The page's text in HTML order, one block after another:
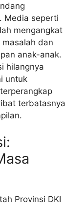
Media seperti
mengangkat
dan
anak-anak.
hilangnya
untuk
terbatasnya
Provinsi DKI